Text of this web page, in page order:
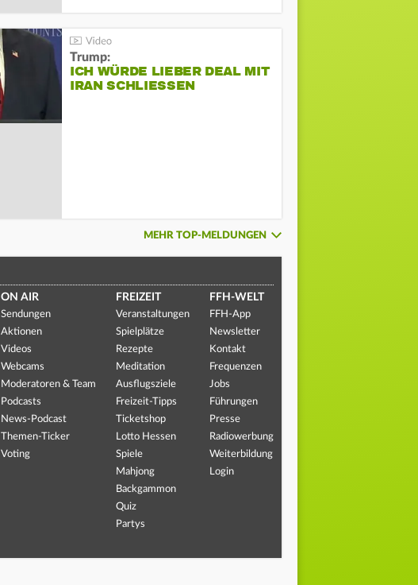
Trump:
ICH WÜRDE LIEBER DEAL MIT
IRAN SCHLIESSEN
MEHR TOP-MELDUNGEN
ON AIR
Sendungen
Aktionen
Videos
Webcams
Moderatoren & Team
Podcasts
News-Podcast
Themen-Ticker
Voting
FREIZEIT
Veranstaltungen
Spielplätze
Rezepte
Meditation
Ausflugsziele
Freizeit-Tipps
Ticketshop
Lotto Hessen
Spiele
Mahjong
Backgammon
Quiz
Partys
FFH-WELT
FFH-App
Newsletter
Kontakt
Frequenzen
Jobs
Führungen
Presse
Radiowerbung
Weiterbildung
Login